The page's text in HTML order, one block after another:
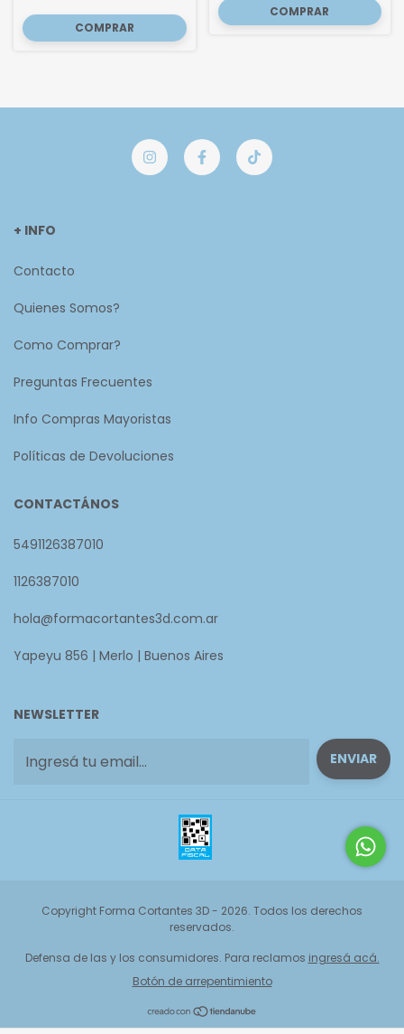
+ INFO
Contacto
Quienes Somos?
Como Comprar?
Preguntas Frecuentes
Info Compras Mayoristas
Políticas de Devoluciones
CONTACTÁNOS
5491126387010
1126387010
hola@formacortantes3d.com.ar
Yapeyu 856 | Merlo | Buenos Aires
NEWSLETTER
Copyright Forma Cortantes 3D - 2026. Todos los derechos
reservados.
Defensa de las y los consumidores. Para reclamos ingresá acá.
Botón de arrepentimiento